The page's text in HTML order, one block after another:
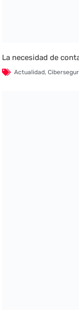
La necesidad de
Actualidad,